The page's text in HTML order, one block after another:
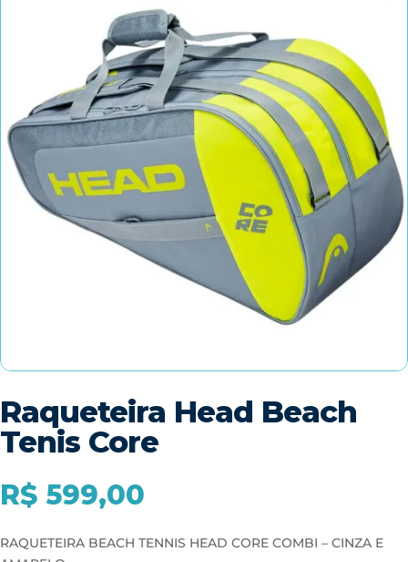
Raqueteira Head Beach
Tenis Core
R$ 599,00
RAQUETEIRA BEACH TENNIS HEAD CORE COMBI – CINZA E